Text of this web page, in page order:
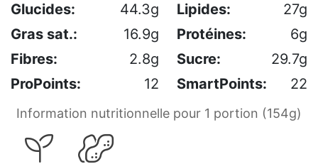
Glucides: 44.3g Lipides:
27g
Gras sat.:
16.9g Protéines:
6g
Fibres:
2.8g Sucre:
29.7g
ProPoints:
12 SmartPoints: 22
Information nutritionnelle pour 1 portion (154g)